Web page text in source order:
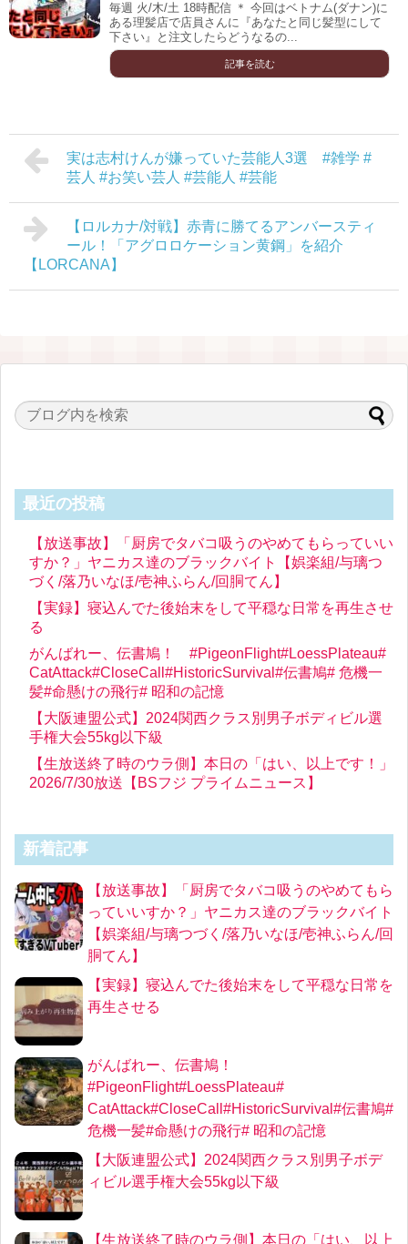
毎週 火/木/土 18時配信 ＊ 今回はベトナム(ダナン)に
ある理髪店で店員さんに『あなたと同じ髪型にして
下さい』と注文したらどうなるの...
記事を読む
実は志村けんが嫌っていた芸能人3選 #雑学 #
芸人 #お笑い芸人 #芸能人 #芸能
【ロルカナ/対戦】赤青に勝てるアンバースティ
ール！「アグロロケーション黄鋼」を紹介
【LORCANA】
最近の投稿
【放送事故】「厨房でタバコ吸うのやめてもらっていい
すか？」ヤニカス達のブラックバイト【娯楽組/与璃つ
づく/落乃いなほ/壱神ふらん/回胴てん】
【実録】寝込んでた後始末をして平穏な日常を再生させ
る
がんばれー、伝書鳩！ #PigeonFlight#LoessPlateau#
CatAttack#CloseCall#HistoricSurvival#伝書鳩# 危機一
髪#命懸けの飛行# 昭和の記憶
【大阪連盟公式】2024関西クラス別男子ボディビル選
手権大会55kg以下級
【生放送終了時のウラ側】本日の「はい、以上です！」
2026/7/30放送【BSフジ プライムニュース】
新着記事
【放送事故】「厨房でタバコ吸うのやめてもら
っていいすか？」ヤニカス達のブラックバイト
【娯楽組/与璃つづく/落乃いなほ/壱神ふらん/回
胴てん】
【実録】寝込んでた後始末をして平穏な日常を
再生させる
がんばれー、伝書鳩！
#PigeonFlight#LoessPlateau#
CatAttack#CloseCall#HistoricSurvival#伝書鳩#
危機一髪#命懸けの飛行# 昭和の記憶
【大阪連盟公式】2024関西クラス別男子ボデ
ィビル選手権大会55kg以下級
【生放送終了時のウラ側】本日の「はい、以上